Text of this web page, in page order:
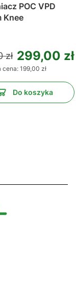
POC VPD
Knee
zł 299,00 zł
cena:199,00 zł
Do koszyka